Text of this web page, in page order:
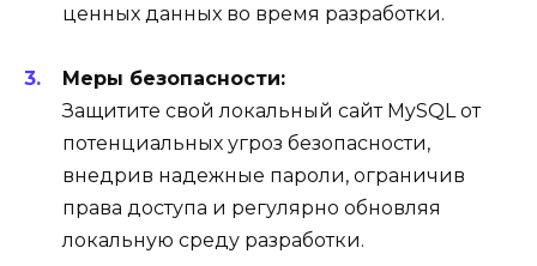
ценных данных во время разработки.
Меры безопасности:
Защитите свой локальный сайт MySQL от
потенциальных угроз безопасности,
внедрив надежные пароли, ограничив
права доступа и регулярно обновляя
локальную среду разработки.